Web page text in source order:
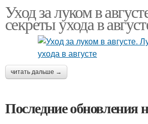
Уход за луком в
секреты ухода в
читать дальше →
Последние обновления